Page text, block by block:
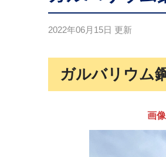
2022年06月15日 更新
ガルバリウム
画